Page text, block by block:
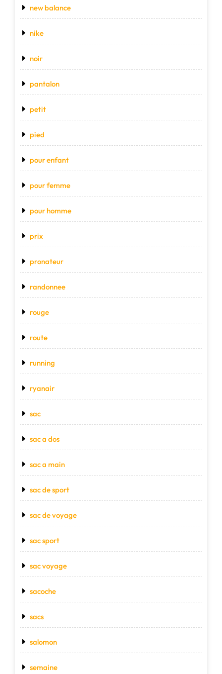
new balance
nike
noir
pantalon
petit
pied
pour enfant
pour femme
pour homme
prix
pronateur
randonnee
rouge
route
running
ryanair
sac
sac a dos
sac a main
sac de sport
sac de voyage
sac sport
sac voyage
sacoche
sacs
salomon
semaine